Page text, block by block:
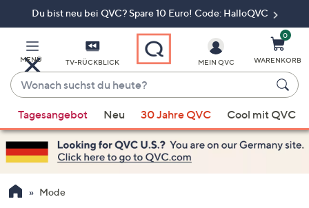
Du bist neu bei QVC? Spare 10 Euro! Code: HalloQVC
MENÜ TV-RÜCKBLICK
Wonach
suchst
du
heute?
Vorschläge
verfügbar
sind,
verwenden
Sie
MEIN QVC
0
WARENKORB
Tagesangebot Neu 30 Jahre QVC Cool mit QVC
Mode